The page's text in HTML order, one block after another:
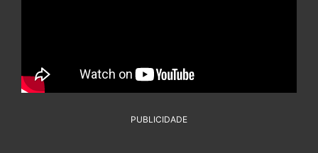
PUBLICIDADE